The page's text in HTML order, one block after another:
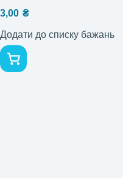
3,00 ₴
Додати до списку бажань